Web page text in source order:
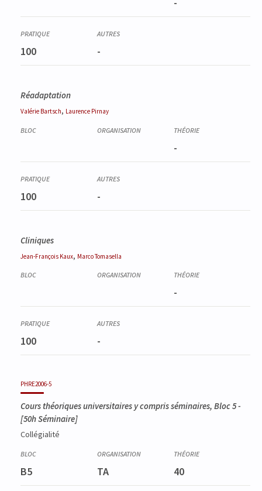
-
100 -
Réadaptation
Valérie Bartsch, Laurence Pirnay
-
100 -
Cliniques
Jean-François Kaux, MarcoTomasella
-
100 -
PHRE2006-5
Cours théoriques universitaires y compris séminaires, Bloc 5-
[50h Séminaire]
Collégialité
B5 TA 40